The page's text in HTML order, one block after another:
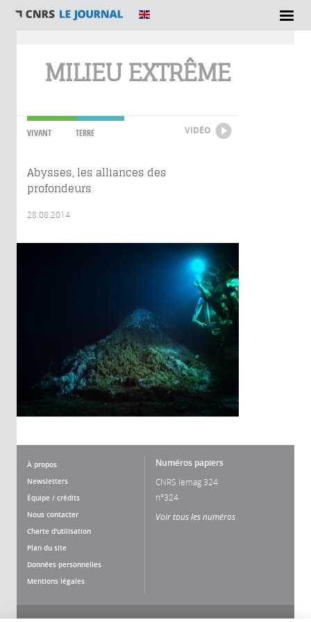
MILIEU EXTRÊME
VIVANT TERRE VIDÉO
Abysses, les alliances des
profondeurs
28.08.2014
À propos
Newsletters
Équipe / crédits
Nous contacter
Charte d'utilisation
Plan du site
Données personnelles
Mentions légales
Numéros papiers
CNRS lemag 324
n°324
Voir tous les numéros